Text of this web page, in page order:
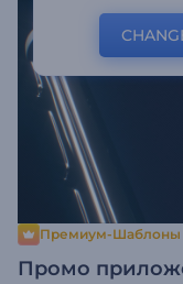
Премиум-Шаблоны
Промо